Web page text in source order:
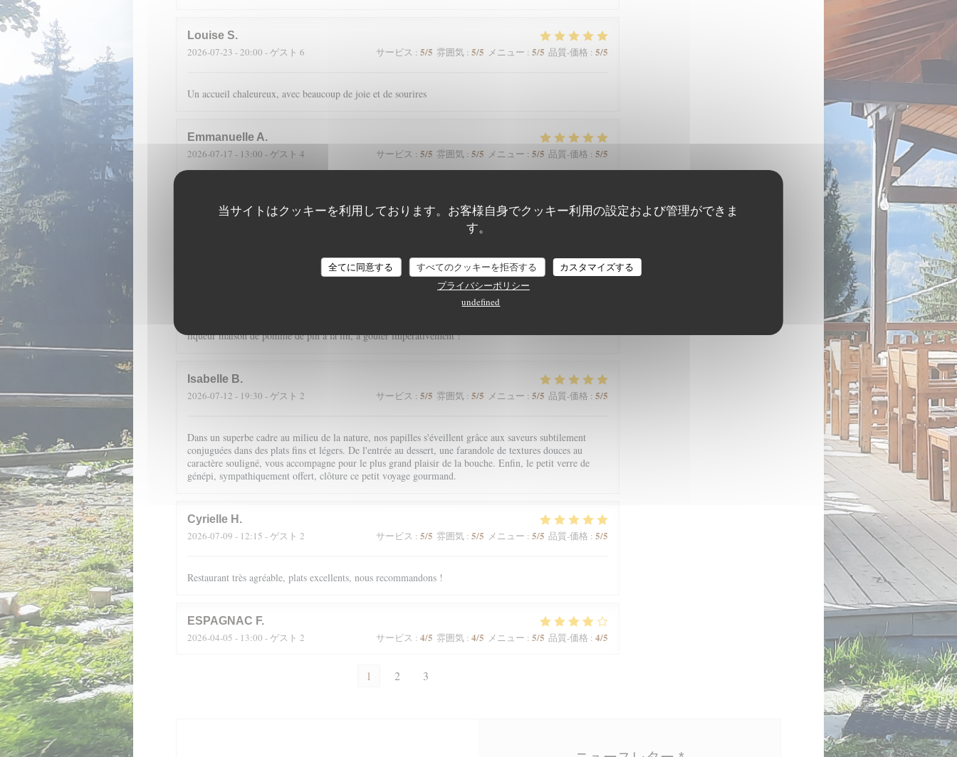
当サイトはクッキーを利用しております。お客様自身でクッキー利用の設定および管理ができま
す。
全てに同意する すべてのクッキーを拒否する
カスタマイズする
プライバシーポリシー
undefined
Louise S
2026-07-23 - 20:00 - ゲスト 6 サービス : 5/5 雰囲気: 5/5 メニュー : 5/5 品質-価格 : 5/5
Un accueil chaleureux, avec beaucoup de joie et de sourires
Emmanuelle A
2026-07-17 - 13:00 - ゲスト 4 サービス : 5/5 雰囲気: 5/5 メニュー : 5/5 品質-価格 : 5/5
sont merveilleuses à voir et à manger.
サービス :5/5 雰囲気 : 5/5 メニュー:5 品質-価格:4/5
Dans un cadre merveilleux, en pleine nature avec une magnifique vue, l’Aigle Blanche vous offre une
liqueur maison de pomme de pin à la fin, à goûter impérativement !
Isabelle B
2026-07-12 - 19:30 - ゲスト 2 サービス : 5/5 雰囲気 : 5/5 メニュー : 5/5 品質-価格 : 5/5
Dans un superbe cadre au milieu de la nature, nos papilles s'éveillent grâce aux saveurs subtilement
conjuguées dans des plats fins et légers. De l'entrée au dessert, une farandole de textures douces au
caractère souligné, vous accompagne pour le plus grand plaisir de la bouche. Enfin, le petit verre de
génépi, sympathiquement offert, clôture ce petit voyage gourmand.
Cyrielle H
2026-07-09 - 12:15 - ゲスト 2 サービス : 5/5 雰囲気: 5/5 メニュー : 5/5 品質-価格 : 5/5
Restaurant très agréable, plats excellents, nous recommandons !
ESPAGNAC F
2026-04-05 - 13:00 - ゲスト 2 サービス : 4/5 雰囲気: 4/5 メニュー : 5/5 品質-価格 : 4/5
1 2 3